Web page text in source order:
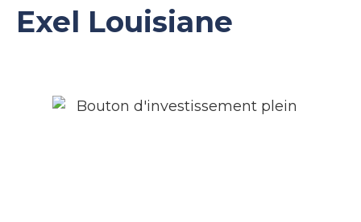
Exel Louisiane